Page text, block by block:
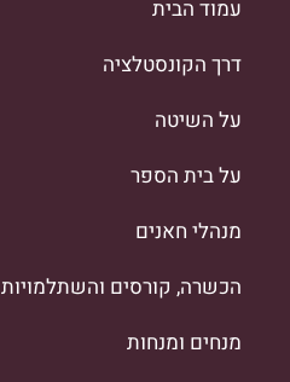
עמוד הבית
דרך הקונסטלציה
על השיטה
על בית הספר
מנהלי חאנים
הכשרה, קורסים והשתלמויות
מנחים ומנחות